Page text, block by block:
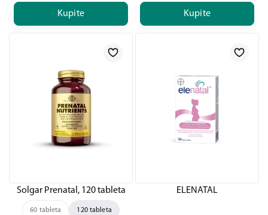
Kupite
Kupite
Solgar Prenatal, 120 tableta
60 tableta 120 tableta
ELENATAL